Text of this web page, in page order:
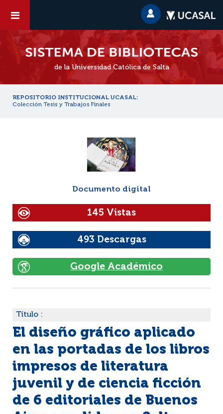
de la Universidad Católica de Salta
REPOSITORIO INSTITUCIONAL UCASAL:
Colección Tesis y Trabajos Finales
Documento digital
145 Vistas
493 Descargas
Google Académico
Título :
El diseño gráfico aplicado
en las portadas de los libros
impresos de literatura
juvenil y de ciencia ficción
de 6 editoriales de Buenos